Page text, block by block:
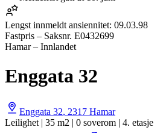
Lengst innmeldt ansiennitet: 09.03.98
Fastpris – Saksnr. E0432699
Hamar – Innlandet
Enggata 32
Enggata 32, 2317 Hamar
Leilighet | 35 m2 | 0 soverom | 4. etasje